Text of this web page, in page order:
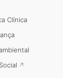
Clínica